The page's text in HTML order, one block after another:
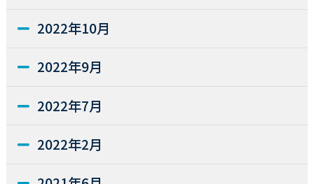
2022年10月
2022年9月
2022年7月
2022年2月